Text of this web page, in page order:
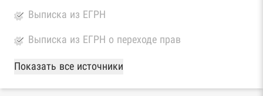
Выписка из ЕГРН
Выписка из ЕГРН о переходе прав
База Росстата
Реестры ЕГРЮЛ и ЕГРИП Федеральной
Показать все источники